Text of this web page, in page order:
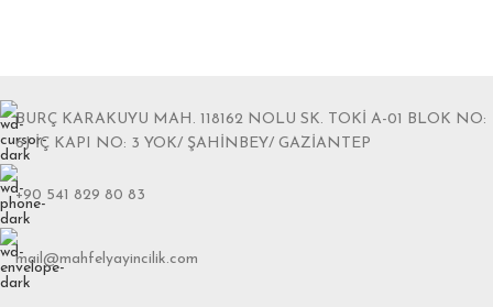
BURÇ KARAKUYU MAH. 118162 NOLU SK. TOKİ A-01 BLOK NO:
6J İÇ KAPI NO: 3 YOK/ ŞAHİNBEY/ GAZİANTEP
+90 541 829 80 83
mail@mahfelyayincilik.com